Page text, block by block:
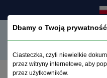
Dbamy o Twoją prywatność
Ciasteczka, czyli niewielkie
przez witryny internetowe, aby
przez użytkowników.